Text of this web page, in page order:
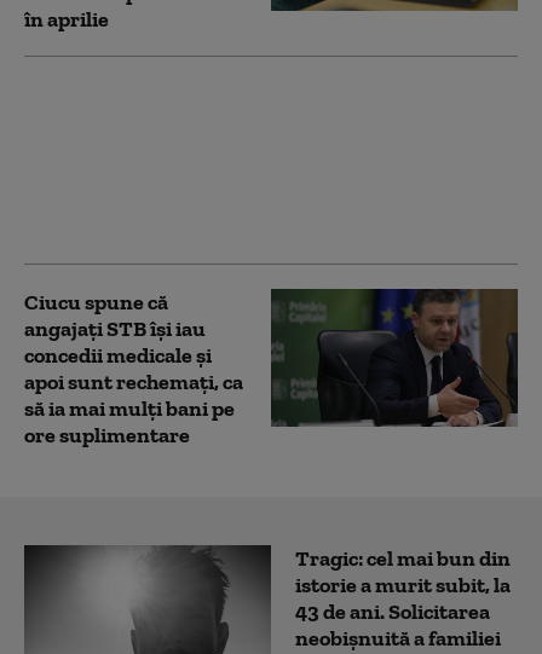
în aprilie
Ciucu spune că
angajați STB își iau
concedii medicale și
apoi sunt rechemați, ca
să ia mai mulți bani pe
ore suplimentare
Tragic: cel mai bun din
istorie a murit subit, la
43 de ani. Solicitarea
neobișnuită a familiei